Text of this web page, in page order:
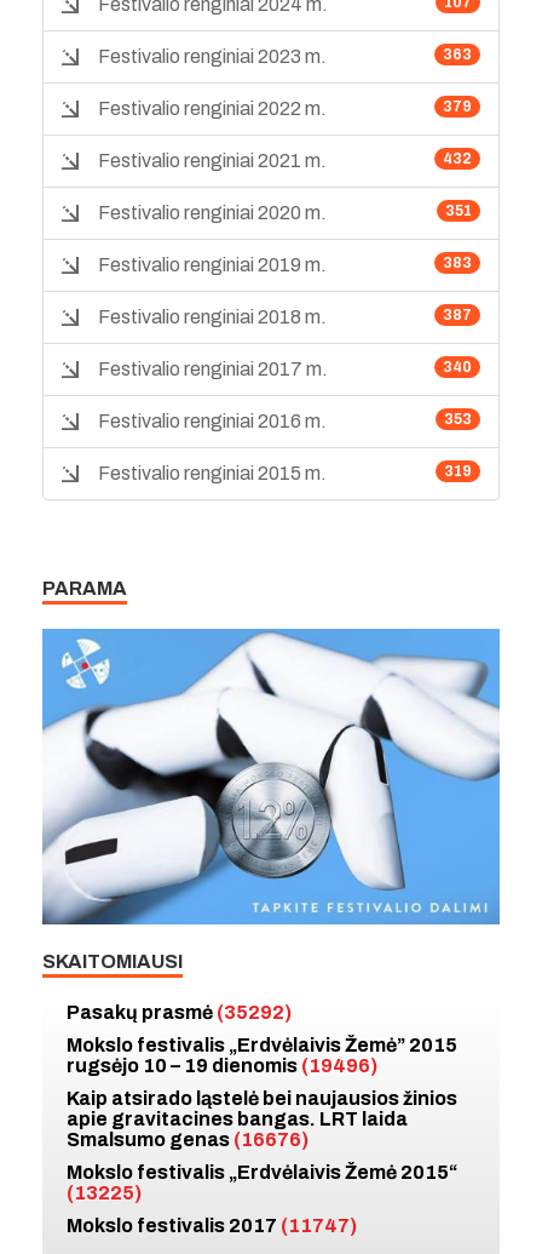
Festivalio renginiai 2024 m.
363
Festivalio renginiai 2023 m.
379
Festivalio renginiai 2022 m.
432
Festivalio renginiai 2021 m.
351
Festivalio renginiai 2020 m.
383
Festivalio renginiai 2019 m.
387
Festivalio renginiai 2018 m.
340
Festivalio renginiai 2017 m.
353
Festivalio renginiai 2016 m.
319
Festivalio renginiai 2015 m.
PARAMA
SKAITOMIAUSI
Pasakų prasmė (35292)
Mokslo festivalis „Erdvėlaivis Žemė” 2015
rugsėjo 10 – 19 dienomis (19496)
Kaip atsirado ląstelė bei naujausios žinios
apie gravitacines bangas. LRT laida
Smalsumo genas (16676)
Mokslo festivalis „Erdvėlaivis Žemė 2015“
(13225)
Mokslo festivalis 2017 (11747)